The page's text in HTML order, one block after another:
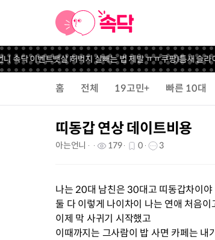
속닥 이벤트뱃살 허벅지 살빼는 법 제발 ㅠㅠ쿠팡)틈새 슬라
홈 전체 19고민+ 빠른 10대
띠동갑 연상 데이트비용
아는언니 179 0 3
나는 20대 남친은 30대고 띠동갑차이야
둘 다 이렇게 나이차이 나는 연애 처음이
이제 막 사귀기 시작했고
이때까지는 그사람이 밥 사면 카페는 내